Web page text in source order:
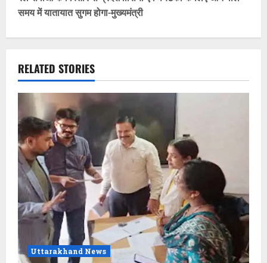
n
v
i
g
a
t
i
o
n
समय में यातायात सुगम होगा-मुख्यमंत्री
RELATED STORIES
Uttarakhand News